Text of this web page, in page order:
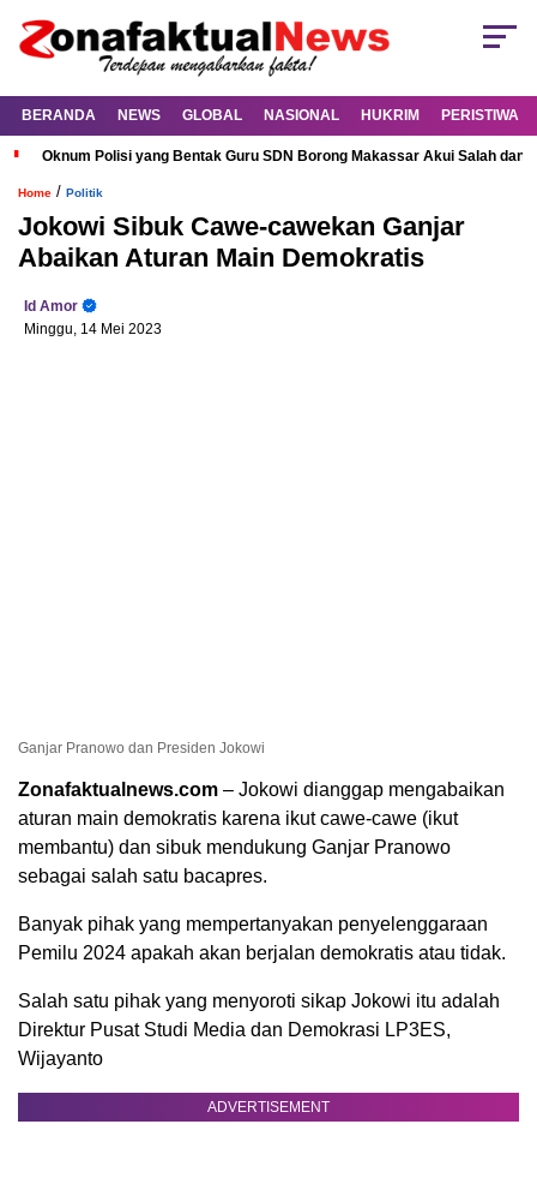
BERANDA NEWS GLOBAL NASIONAL HUKRIM PERISTIWA
Oknum Polisi yang Bentak Guru SDN Borong Makassar Akui Salah dan
Home / Politik
Jokowi Sibuk Cawe-cawekan Ganjar
Abaikan Aturan Main Demokratis
Id Amor
Minggu, 14 Mei 2023
Ganjar Pranowo dan Presiden Jokowi
Zonafaktualnews.com – Jokowi dianggap mengabaikan
aturan main demokratis karena ikut cawe-cawe (ikut
membantu) dan sibuk mendukung Ganjar Pranowo
sebagai salah satu bacapres.
Banyak pihak yang mempertanyakan penyelenggaraan
Pemilu 2024 apakah akan berjalan demokratis atau tidak.
Salah satu pihak yang menyoroti sikap Jokowi itu adalah
Direktur Pusat Studi Media dan Demokrasi LP3ES,
Wijayanto
ADVERTISEMENT